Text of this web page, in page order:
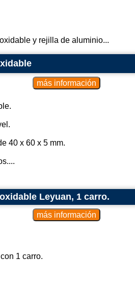
y rejilla de aluminio...
40 x 60 x 5 mm.
Leyuan, 1 carro.
1 carro.